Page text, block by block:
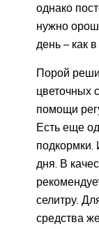
однако
нужно
день – как
Порой
цветочных
помощи
Есть еще
подкормки.
дня. В
селитру.
средства